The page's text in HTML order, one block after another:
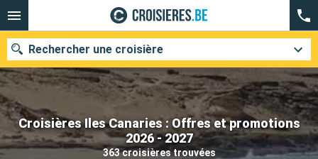
Croisières Iles Canaries : Offres et promotions
2026 - 2027
363 croisières trouvées
Rechercher une croisière
Nos destinations